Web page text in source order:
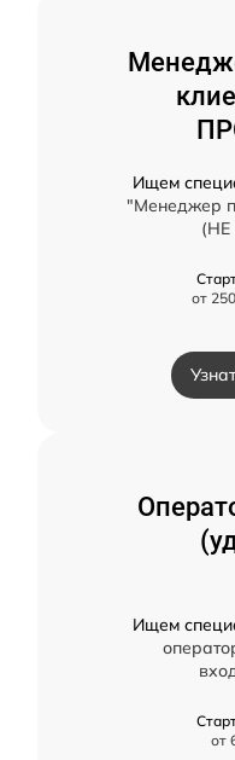
Ищем
"Менеджер
от
Ищем
от